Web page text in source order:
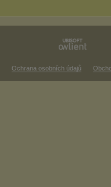
Ochrana osobních údajů